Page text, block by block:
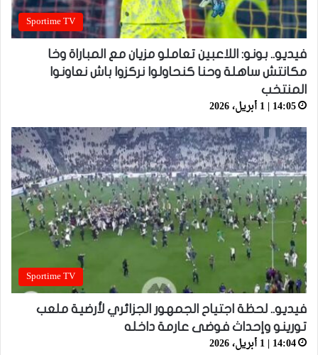
Sportime TV
فيديو.. بونو: اللاعبين تعاملو مزيان مع المباراة وخا
مكانتش ساهلة وحنا كنحاولوا نركزوا باش نعاونوا
المنتخب
14:05 | 1 أبريل، 2026
Sportime TV
فيديو.. لحظة اجتياح الجمهور الجزائري لأرضية ملعب
تورينو وإحداث فوضى عارمة داخله
14:04 | 1 أبريل، 2026